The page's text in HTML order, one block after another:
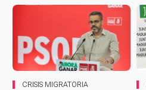
CRISIS MIGRATORIA